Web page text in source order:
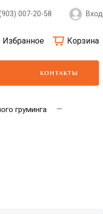
007-20-58 Вход
Избранное Корзина
КОНТАКТЫ
груминга